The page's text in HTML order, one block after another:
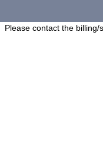
Please contact the